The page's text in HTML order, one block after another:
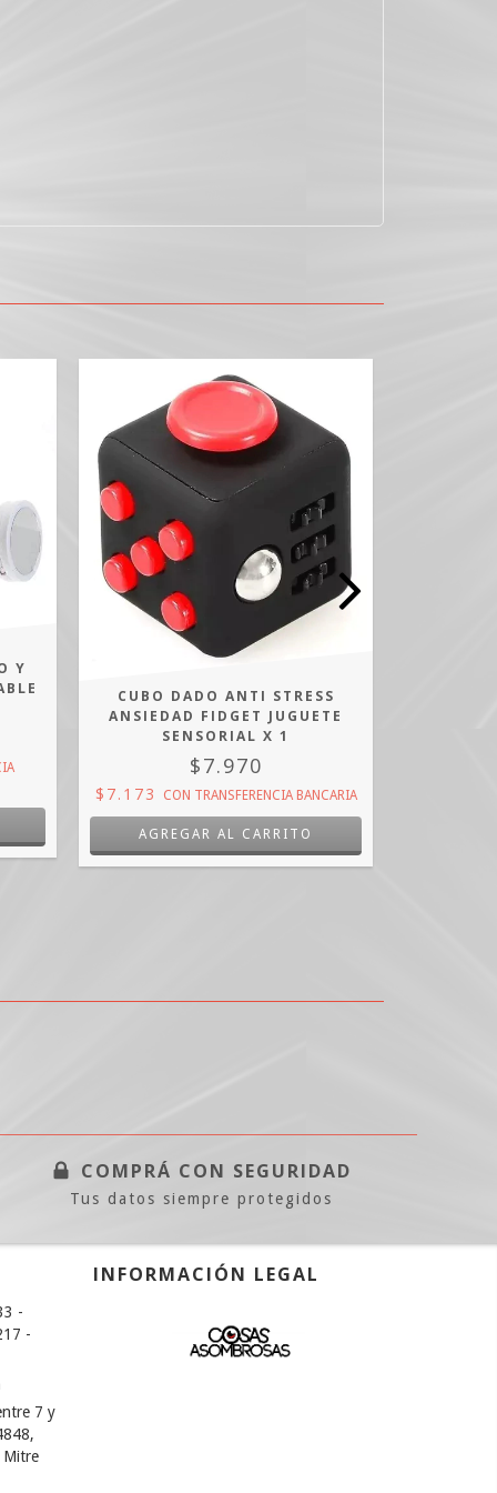
Y
CUBO DADO ANTI STRESS
ANSIEDAD FIDGET JUGUETE
SENSORIAL X 1
$7.970
$7.173 CON TRANSFERENCIA BANCARIA
COMPRÁ CON SEGURIDAD
Tus datos siempre protegidos
-
-
7 y
Mitre
INFORMACIÓN LEGAL